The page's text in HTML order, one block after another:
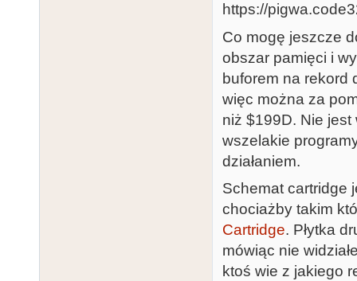
Co mogę jeszcze
obszar pamięci i
buforem na rekord
więc można za
niż $199D. Nie
wszelakie
działaniem.
Schemat cartridge
chociażby takim
Cartridge. Płytka
mówiąc nie
ktoś wie z jakiego